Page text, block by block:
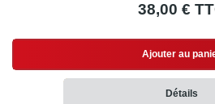
38,00 €
Ajouter au
Détails